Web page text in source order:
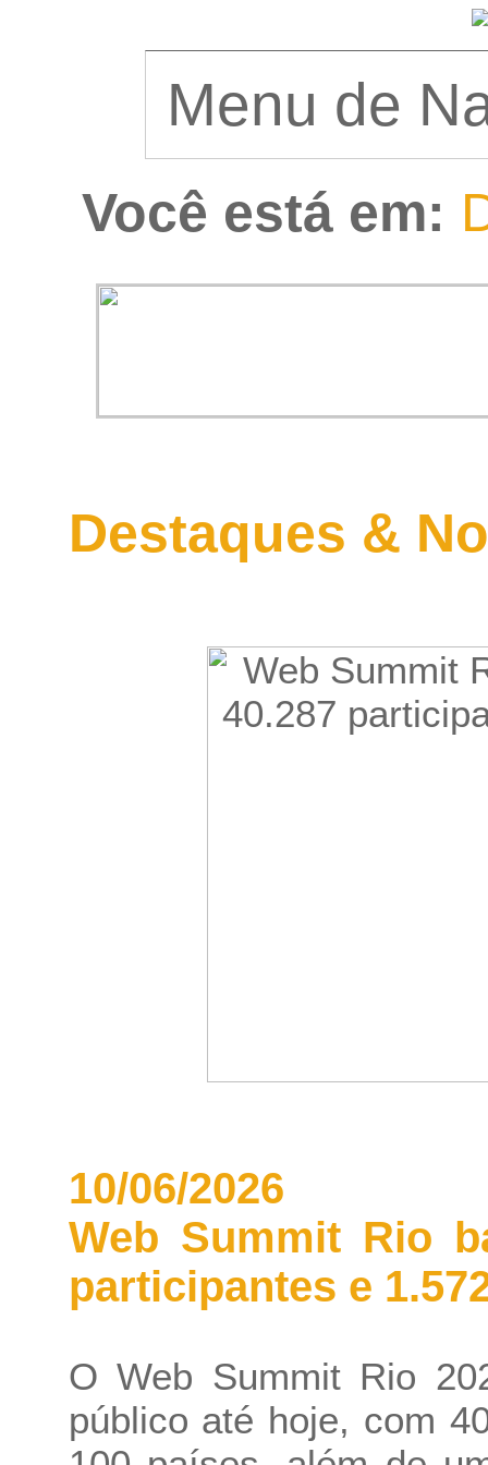
Você está em:
Destaques &
10/06/2026
Web Summit Rio
participantes e
O Web Summit Rio
público até hoje, com